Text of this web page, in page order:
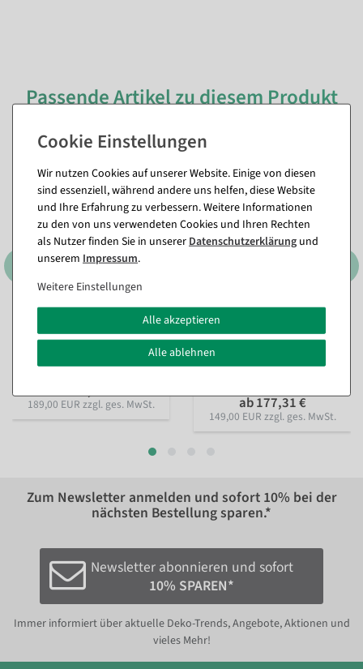
Passende Artikel zu diesem Produkt
selbststehend, 200 cm hoch
224,91 €
189,00 EUR zzgl. ges. MwSt.
Kabinen-Vorhang, 200 cm
lang, schwer entflammbar,
schwarz
Sofort versandfähig.
ab 177,31 €
149,00 EUR zzgl. ges. MwSt.
Zum Newsletter anmelden und sofort 10% bei der
nächsten Bestellung sparen.*
Newsletter abonnieren und sofort
10% SPAREN*
Immer informiert über aktuelle Deko-Trends, Angebote, Aktionen und
vieles Mehr!
Wir nutzen Cookies auf unserer Website. Einige von diesen
sind essenziell, während andere uns helfen, diese Website
und Ihre Erfahrung zu verbessern. Weitere Informationen
zu den von uns verwendeten Cookies und Ihren Rechten
als Nutzer finden Sie in unsererDaten­schutz­erklärung und
unserem Impressum.
Weitere Einstellungen
Alle akzeptieren
Alle ablehnen